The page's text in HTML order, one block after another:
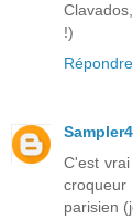
!)
Répondre
C'est
parisien